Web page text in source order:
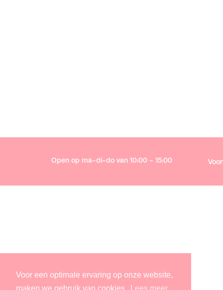
Voor een optimale ervaring op onze website,
Open op ma-di-do van 10:00 - 15:00